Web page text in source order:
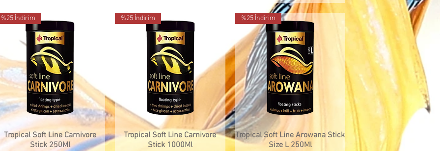
%25 İndirim
Tropical Soft Line Carnivore
Stick 250Ml
%25 İndirim
Tropical Soft Line Carnivore
Stick 1000Ml
%25 İndirim
Tropical Soft Line Arowana Stick
Size L 250Ml